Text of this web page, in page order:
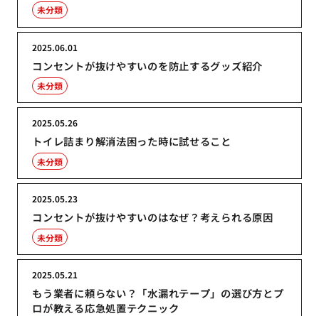
未分類
コンセントが抜けやすいのを防止するグッズ紹介
2025.06.01
未分類
トイレ詰まり解消法困った時に試せること
2025.05.26
未分類
コンセントが抜けやすいのはなぜ？考えられる原因
2025.05.23
未分類
もう業者に頼らない？「水漏れテープ」の選び方とプ
ロが教える応急処置テクニック
2025.05.21